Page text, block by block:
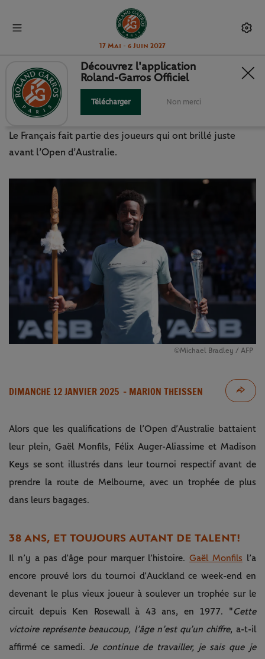
17 Mai - 6 Juin 2027
ATP / WTA : LE SUCCÈS N’A PAS
D’ÂGE POUR GAËL MONFILS
Le Français fait partie des joueurs qui ont brillé juste
avant l’Open d’Australie.
©Michael Bradley / AFP
DIMANCHE 12 JANVIER 2025 - MARION THEISSEN
Alors que les qualifications de l’Open d’Australie battaient
leur plein, Gaël Monfils, Félix Auger-Aliassime et Madison
Keys se sont illustrés dans leur tournoi respectif avant de
prendre la route de Melbourne, avec un trophée de plus
dans leurs bagages.
38 ANS, ET TOUJOURS AUTANT DE TALENT !
Il n’y a pas d’âge pour marquer l’histoire.Gaël Monfils l’a
encore prouvé lors du tournoi d’Auckland ce week-end en
devenant le plus vieux joueur à soulever un trophée sur le
circuit depuis Ken Rosewall à 43 ans, en 1977. "Cette
victoire représente beaucoup, l’âge n’est qu’un chiffre, a-t-il
affirmé ce samedi. Je continue de travailler, je sais que je
Découvrez l'application
Roland-Garros Officiel
Télécharger Non merci